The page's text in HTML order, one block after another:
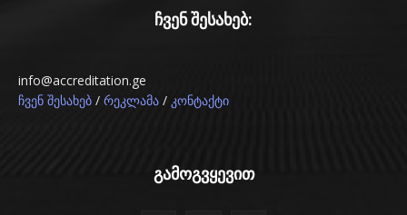
ჩვენ შესახებ:
info@accreditation.ge
ჩვენ შესახებ / რეკლამა / კონტაქტი
გამოგვყევით